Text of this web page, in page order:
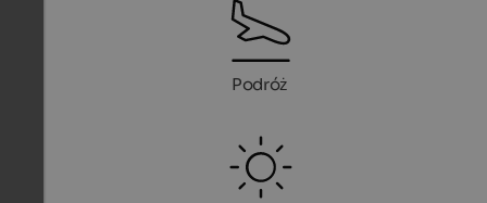
Podróż